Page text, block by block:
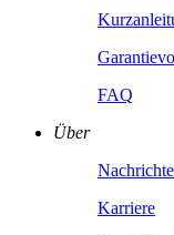
FAQ
Über
Karriere